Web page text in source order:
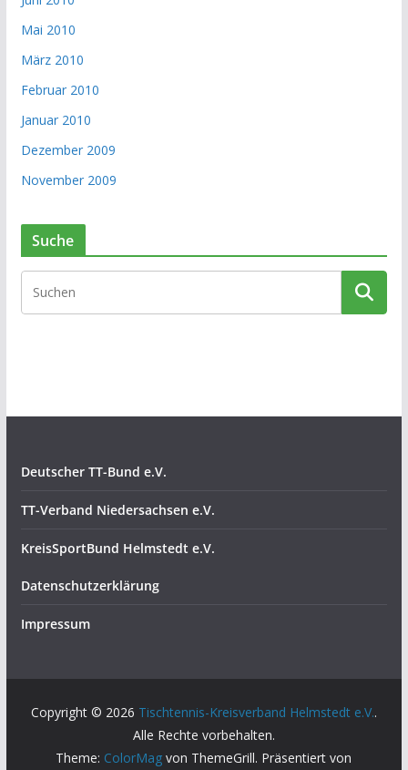
Mai 2010
März 2010
Februar 2010
Januar 2010
Dezember 2009
November 2009
Suche
Deutscher TT-Bund e.V.
TT-Verband Niedersachsen e.V.
KreisSportBund Helmstedt e.V.
Datenschutzerklärung
Impressum
Copyright © 2026 Tischtennis-Kreisverband Helmstedt e.V..
Alle Rechte vorbehalten.
Theme: ColorMag von ThemeGrill. Präsentiert von